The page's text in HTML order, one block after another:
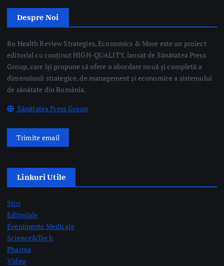
Group, care își propune să ofere o abordare nouă și completă a
dimensiunii strategice, de management și economice a sistemului
Sănătatea Press Group
Trimite email
Știri
Evenimente Medicale
Science&Tech
Video
Taguri Evidențiate